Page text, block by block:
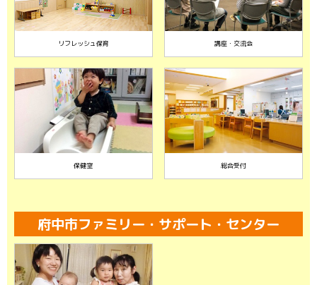
リフレッシュ保育 講座・交流会
保健室 総合受付
府中市ファミリー・サポート・センター